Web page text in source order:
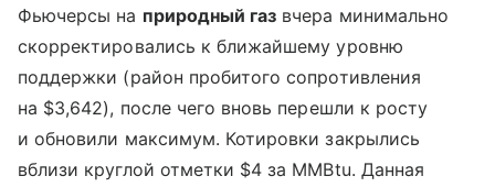
Фьючерсы на природный газ вчера минимально
скорректировались к ближайшему уровню
поддержки (район пробитого сопротивления
на $3,642), после чего вновь перешли к росту
и обновили максимум. Котировки закрылись
вблизи круглой отметки $4 за MMBtu. Данная